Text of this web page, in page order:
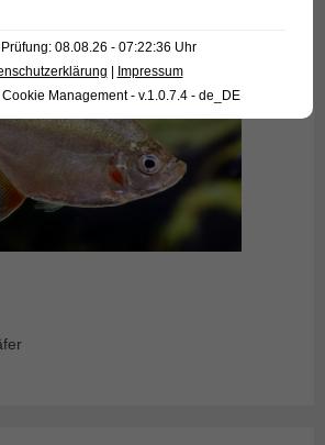
Prüfung: 08.08.26 - 07:22:36 Uhr
Impressum
Management - v.1.0.7.4 - de_DE